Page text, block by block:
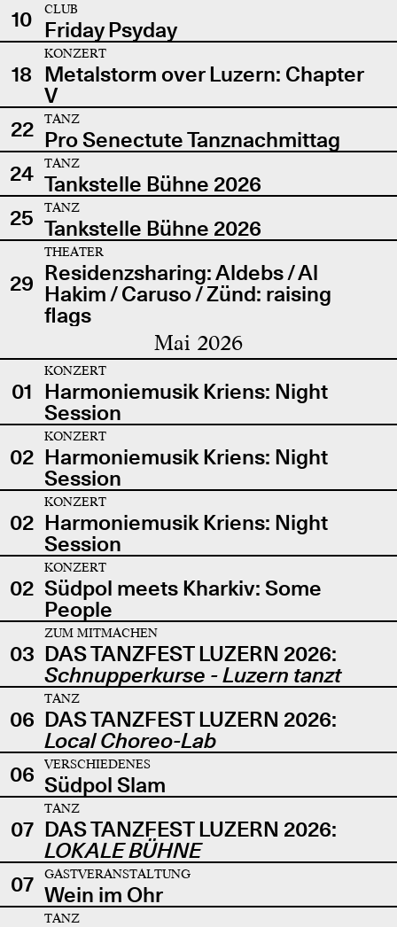
10
CLUB
Friday Psyday
18
KONZERT
Metalstorm over Luzern: Chapter
V
22
TANZ
Pro Senectute Tanznachmittag
24
TANZ
Tankstelle Bühne 2026
25
TANZ
Tankstelle Bühne 2026
29
THEATER
Residenzsharing: Aldebs / Al
Hakim / Caruso / Zünd: raising
flags
Mai 2026
01
KONZERT
Harmoniemusik Kriens: Night
Session
02
KONZERT
Harmoniemusik Kriens: Night
Session
02
KONZERT
Harmoniemusik Kriens: Night
Session
02
KONZERT
Südpol meets Kharkiv: Some
People
03
ZUM MITMACHEN
DAS TANZFEST LUZERN 2026:
Schnupperkurse - Luzern tanzt
06
TANZ
DAS TANZFEST LUZERN 2026:
Local Choreo-Lab
06
VERSCHIEDENES
Südpol Slam
07
TANZ
DAS TANZFEST LUZERN 2026:
LOKALE BÜHNE
07
GASTVERANSTALTUNG
Wein im Ohr
TANZ